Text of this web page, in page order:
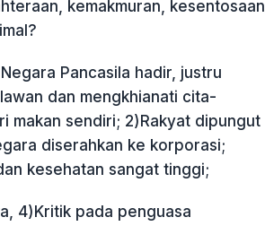
kemakmuran, kesentosaan
Pancasila hadir, justru
dan mengkhianati cita-
makan sendiri; 2)Rakyat dipungut
diserahkan ke korporasi;
kesehatan sangat tinggi;
4)Kritik pada penguasa